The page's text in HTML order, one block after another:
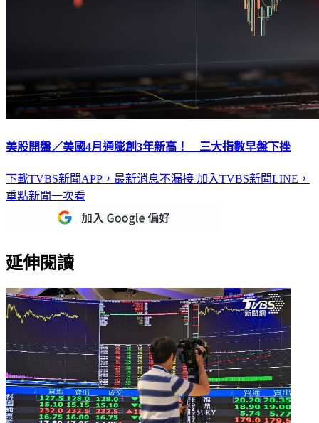
美股開盤／美國4月通膨創3年新高！ 三大指數早盤下挫
下載TVBS新聞APP，最新消息不漏接 加入TVBS新聞LINE，
重點新聞一次看
延伸閱讀